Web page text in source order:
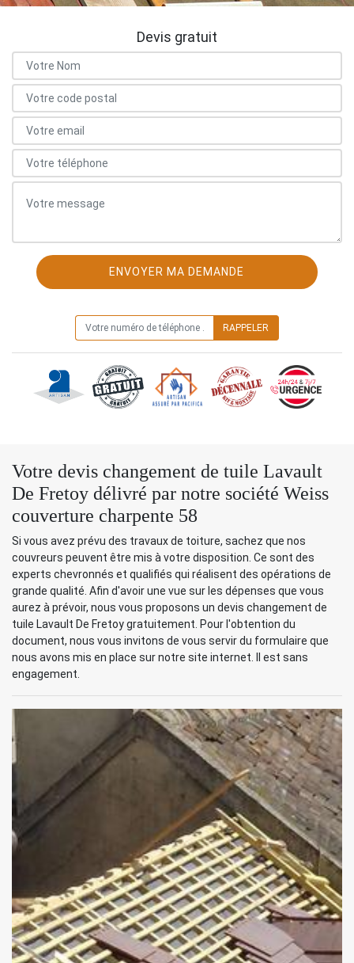
Devis gratuit
Votre devis changement de tuile Lavault
De Fretoy délivré par notre société Weiss
couverture charpente 58
Si vous avez prévu des travaux de toiture, sachez que nos
couvreurs peuvent être mis à votre disposition. Ce sont des
experts chevronnés et qualifiés qui réalisent des opérations de
grande qualité. Afin d'avoir une vue sur les dépenses que vous
aurez à prévoir, nous vous proposons un devis changement de
tuile Lavault De Fretoy gratuitement. Pour l'obtention du
document, nous vous invitons de vous servir du formulaire que
nous avons mis en place sur notre site internet. Il est sans
engagement.